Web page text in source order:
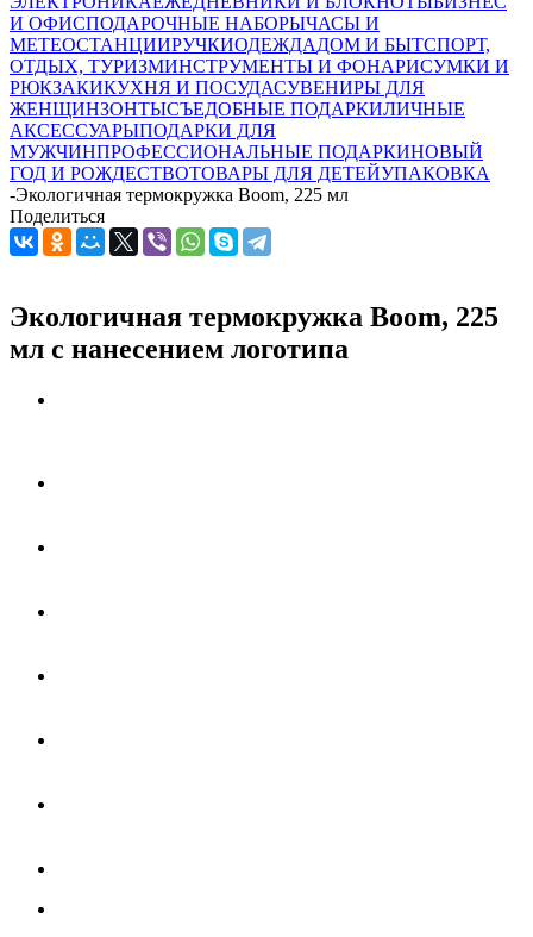
И ОФИСПОДАРОЧНЫЕ НАБОРЫЧАСЫ И
МЕТЕОСТАНЦИИРУЧКИОДЕЖДАДОМ И БЫТСПОРТ,
ОТДЫХ, ТУРИЗМИНСТРУМЕНТЫ И ФОНАРИСУМКИ И
РЮКЗАКИКУХНЯ И ПОСУДАСУВЕНИРЫ ДЛЯ
ЖЕНЩИНЗОНТЫСЪЕДОБНЫЕ ПОДАРКИЛИЧНЫЕ
АКСЕССУАРЫПОДАРКИ ДЛЯ
МУЖЧИНПРОФЕССИОНАЛЬНЫЕ ПОДАРКИНОВЫЙ
ГОД И РОЖДЕСТВОТОВАРЫ ДЛЯ ДЕТЕЙУПАКОВКА
-Экологичная термокружка Boom, 225 мл
Поделиться
Экологичная термокружка Boom, 225
мл с нанесением логотипа